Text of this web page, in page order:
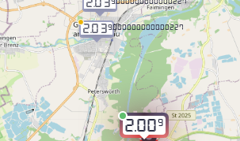
2.009
2.03
2.039.000000000000227